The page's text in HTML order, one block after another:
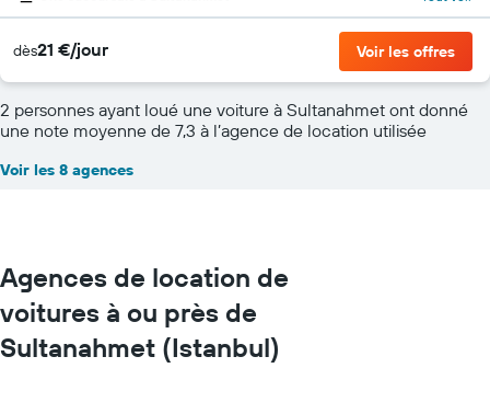
dès21 €/jour Voir les offres
2 personnes ayant loué une voiture à Sultanahmet ont donné
une note moyenne de 7,3 à l’agence de location utilisée
Voir les 8 agences
Agences de location de
voitures à ou près de
Sultanahmet (Istanbul)